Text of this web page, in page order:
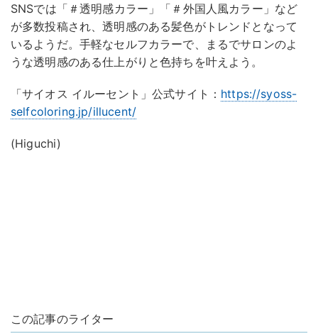
SNSでは「＃透明感カラー」「＃外国人風カラー」など
が多数投稿され、透明感のある髪色がトレンドとなって
いるようだ。手軽なセルフカラーで、まるでサロンのよ
うな透明感のある仕上がりと色持ちを叶えよう。
「サイオス イルーセント」公式サイト： https://syoss-
selfcoloring.jp/illucent/
(Higuchi)
この記事のライター